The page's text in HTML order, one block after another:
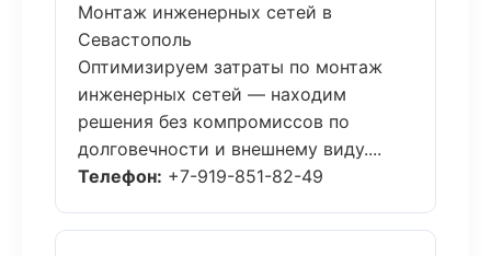
Монтаж инженерных сетей в
Севастополь
Оптимизируем затраты по монтаж
инженерных сетей — находим
решения без компромиссов по
долговечности и внешнему виду....
Телефон: +7-919-851-82-49